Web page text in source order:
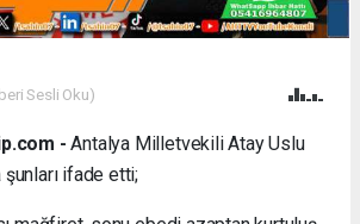
Sesli Oku)
- Antalya Milletvekili Atay Uslu
ifade etti;